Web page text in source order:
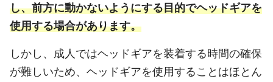
し、前方に動かないようにする目的でヘッドギアを
使用する場合があります。
しかし、成人ではヘッドギアを装着する時間の確保
が難しいため、ヘッドギアを使用することはほとん